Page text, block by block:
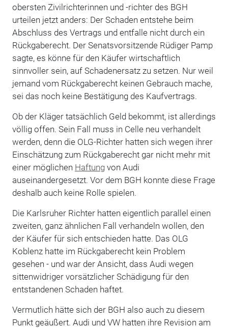
obersten Zivilrichterinnen und -richter des BGH
urteilen jetzt anders: Der Schaden entstehe beim
Abschluss des Vertrags und entfalle nicht durch ein
Rückgaberecht. Der Senatsvorsitzende Rüdiger Pamp
sagte, es könne für den Käufer wirtschaftlich
sinnvoller sein, auf Schadenersatz zu setzen. Nur weil
jemand vom Rückgaberecht keinen Gebrauch mache,
sei das noch keine Bestätigung des Kaufvertrags.
Ob der Kläger tatsächlich Geld bekommt, ist allerdings
völlig offen. Sein Fall muss in Celle neu verhandelt
werden, denn die OLG-Richter hatten sich wegen ihrer
Einschätzung zum Rückgaberecht gar nicht mehr mit
einer möglichen Haftungvon Audi
auseinandergesetzt. Vor dem BGH konnte diese Frage
deshalb auch keine Rolle spielen.
Die Karlsruher Richter hatten eigentlich parallel einen
zweiten, ganz ähnlichen Fall verhandeln wollen, den
der Käufer für sich entschieden hatte. Das OLG
Koblenz hatte im Rückgaberecht kein Problem
gesehen - und war der Ansicht, dass Audi wegen
sittenwidriger vorsätzlicher Schädigung für den
entstandenen Schaden haftet.
Vermutlich hätte sich der BGH also auch zu diesem
Punkt geäußert. Audi und VW hatten ihre Revision am